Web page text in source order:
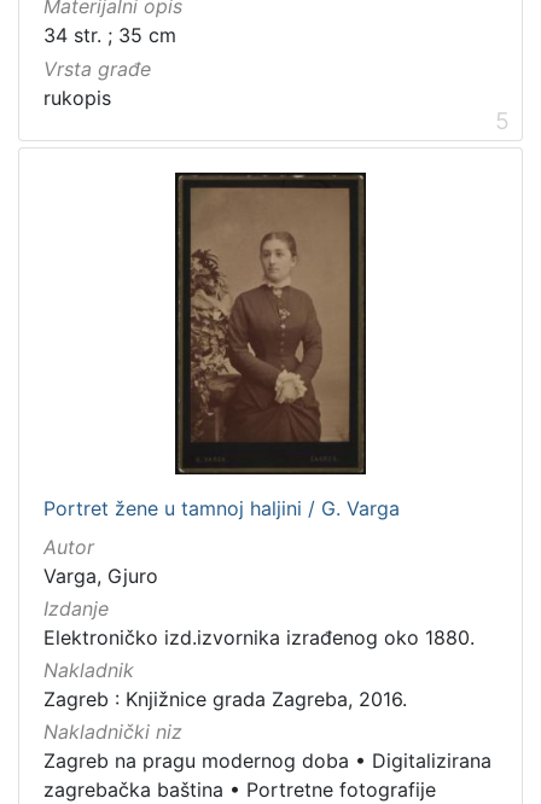
Materijalni opis
34 str. ; 35 cm
Vrsta građe
rukopis
5
Portret žene u tamnoj haljini / G. Varga
Autor
Varga, Gjuro
Izdanje
Elektroničko izd.izvornika izrađenog oko 1880.
Nakladnik
Zagreb : Knjižnice grada Zagreba, 2016.
Nakladnički niz
Zagreb na pragu modernog doba • Digitalizirana
zagrebačka baština • Portretne fotografije